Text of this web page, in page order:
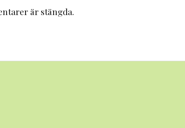
är stängda.